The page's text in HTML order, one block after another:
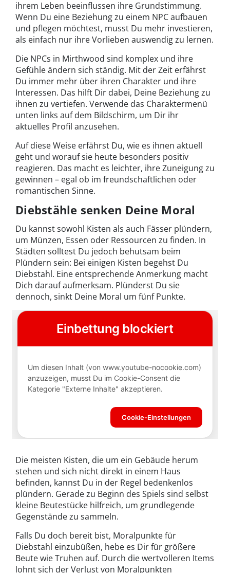
ihrem Leben beeinflussen ihre Grundstimmung.
Wenn Du eine Beziehung zu einem NPC aufbauen
und pflegen möchtest, musst Du mehr investieren,
als einfach nur ihre Vorlieben auswendig zu lernen.
Die NPCs in Mirthwood sind komplex und ihre
Gefühle ändern sich ständig. Mit der Zeit erfährst
Du immer mehr über ihren Charakter und ihre
Interessen. Das hilft Dir dabei, Deine Beziehung zu
ihnen zu vertiefen. Verwende das Charaktermenü
unten links auf dem Bildschirm, um Dir ihr
aktuelles Profil anzusehen.
Auf diese Weise erfährst Du, wie es ihnen aktuell
geht und worauf sie heute besonders positiv
reagieren. Das macht es leichter, ihre Zuneigung zu
gewinnen – egal ob im freundschaftlichen oder
romantischen Sinne.
Diebstähle senken Deine Moral
Du kannst sowohl Kisten als auch Fässer plündern,
um Münzen, Essen oder Ressourcen zu finden. In
Städten solltest Du jedoch behutsam beim
Plündern sein: Bei einigen Kisten begehst Du
Diebstahl. Eine entsprechende Anmerkung macht
Dich darauf aufmerksam. Plünderst Du sie
dennoch, sinkt Deine Moral um fünf Punkte.
Die meisten Kisten, die um ein Gebäude herum
stehen und sich nicht direkt in einem Haus
befinden, kannst Du in der Regel bedenkenlos
plündern. Gerade zu Beginn des Spiels sind selbst
kleine Beutestücke hilfreich, um grundlegende
Gegenstände zu sammeln.
Falls Du doch bereit bist, Moralpunkte für
Diebstahl einzubüßen, hebe es Dir für größere
Beute wie Truhen auf. Durch die wertvolleren Items
lohnt sich der Verlust von Moralpunkten